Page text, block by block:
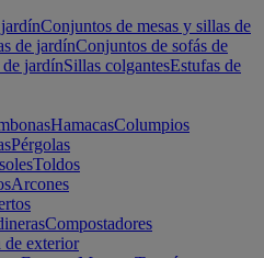
Conjuntos de mesas y sillas de
de jardínConjuntos de sofás de
jardínSillas colgantesEstufas de
HamacasColumpios
Pérgolas
Toldos
Arcones
Compostadores
de exterior